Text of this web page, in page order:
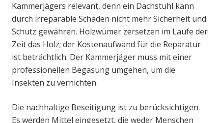
Kammerjägers relevant, denn ein Dachstuhl kann
durch irreparable Schäden nicht mehr Sicherheit und
Schutz gewähren. Holzwümer zersetzen im Laufe der
Zeit das Holz; der Kostenaufwand für die Reparatur
ist beträchtlich. Der Kammerjäger muss mit einer
professionellen Begasung umgehen, um die
Insekten zu vernichten.
Die nachhaltige Beseitigung ist zu berücksichtigen.
Es werden Mittel eingesetzt, die weder Menschen